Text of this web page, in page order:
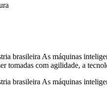
brasileira As máquinas
tomadas com agilidade, a
brasileira As máquinas